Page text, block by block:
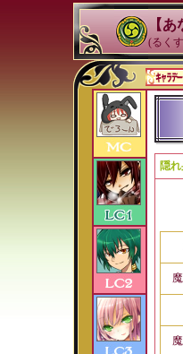
【
(るく
隠